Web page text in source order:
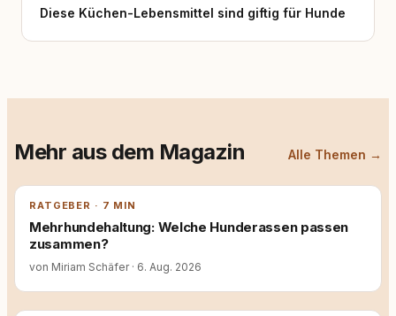
Diese Küchen-Lebensmittel sind giftig für Hunde
Mehr aus dem Magazin Alle Themen →
RATGEBER · 7 MIN
Mehrhundehaltung: Welche Hunderassen passen
zusammen?
von Miriam Schäfer · 6. Aug. 2026